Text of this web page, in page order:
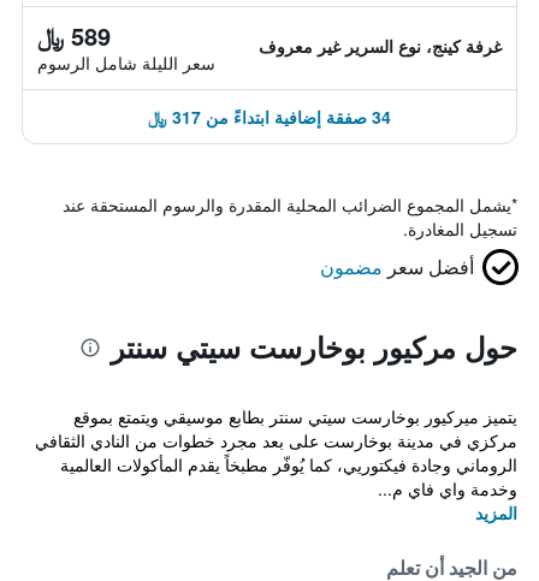
غرفة كينج، نوع السرير غير معروف 589 ﷼
سعر الليلة شامل الرسوم
34 صفقة إضافية ابتداءً من 317 ﷼
*يشمل المجموع الضرائب المحلية المقدرة والرسوم المستحقة عند
تسجيل المغادرة.
أفضل سعر مضمون
حول مركيور بوخارست سيتي سنتر
يتميز ميركيور بوخارست سيتي سنتر بطابع موسيقي ويتمتع بموقع
مركزي في مدينة بوخارست على بعد مجرد خطوات من النادي الثقافي
الروماني وجادة فيكتوريي، كما يُوفّر مطبخاً يقدم المأكولات العالمية
وخدمة واي فاي م...
المزيد
من الجيد أن تعلم